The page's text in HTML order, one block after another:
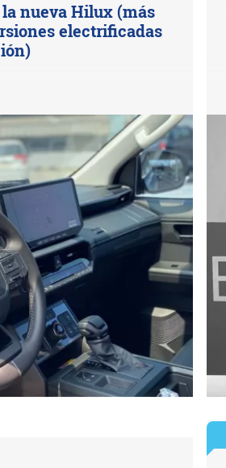
nueva Hilux (más
electrificadas